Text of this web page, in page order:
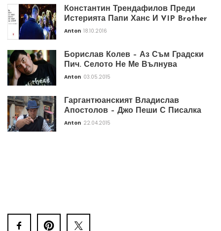
Константин Трендафилов Преди
Истерията Папи Ханс И VIP Brother
Anton 18.10.2016
Борислав Колев – Аз Съм Градски
Пич. Селото Не Ме Вълнува
Anton 03.05.2015
Гаргантюанският Владислав
Апостолов – Джо Пеши С Писалка
Anton 22.04.2015